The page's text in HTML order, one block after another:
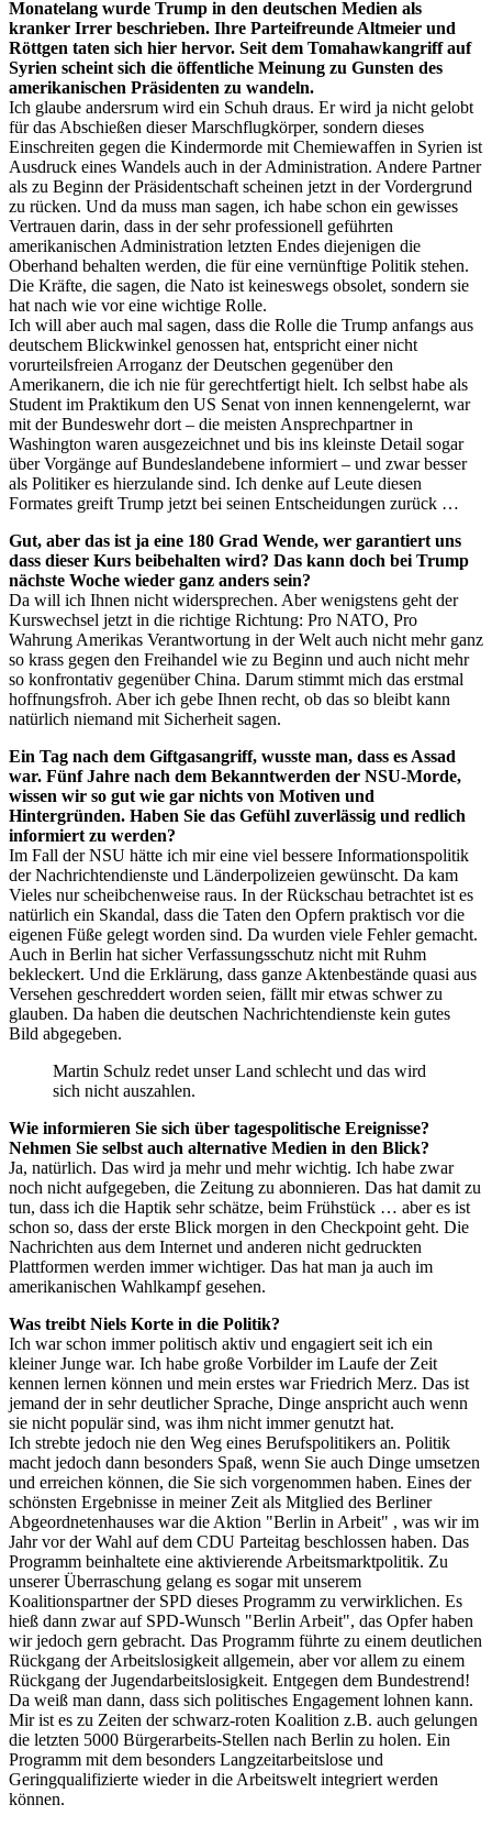
Monatelang wurde Trump in den deutschen Medien als
kranker Irrer beschrieben. Ihre Parteifreunde Altmeier und
Röttgen taten sich hier hervor. Seit dem Tomahawkangriff auf
Syrien scheint sich die öffentliche Meinung zu Gunsten des
amerikanischen Präsidenten zu wandeln.
Ich glaube andersrum wird ein Schuh draus. Er wird ja nicht gelobt
für das Abschießen dieser Marschflugkörper, sondern dieses
Einschreiten gegen die Kindermorde mit Chemiewaffen in Syrien ist
Ausdruck eines Wandels auch in der Administration. Andere Partner
als zu Beginn der Präsidentschaft scheinen jetzt in der Vordergrund
zu rücken. Und da muss man sagen, ich habe schon ein gewisses
Vertrauen darin, dass in der sehr professionell geführten
amerikanischen Administration letzten Endes diejenigen die
Oberhand behalten werden, die für eine vernünftige Politik stehen.
Die Kräfte, die sagen, die Nato ist keineswegs obsolet, sondern sie
hat nach wie vor eine wichtige Rolle.
Ich will aber auch mal sagen, dass die Rolle die Trump anfangs aus
deutschem Blickwinkel genossen hat, entspricht einer nicht
vorurteilsfreien Arroganz der Deutschen gegenüber den
Amerikanern, die ich nie für gerechtfertigt hielt. Ich selbst habe als
Student im Praktikum den US Senat von innen kennengelernt, war
mit der Bundeswehr dort – die meisten Ansprechpartner in
Washington waren ausgezeichnet und bis ins kleinste Detail sogar
über Vorgänge auf Bundeslandebene informiert – und zwar besser
als Politiker es hierzulande sind. Ich denke auf Leute diesen
Formates greift Trump jetzt bei seinen Entscheidungen zurück …
Gut, aber das ist ja eine 180 Grad Wende, wer garantiert uns
dass dieser Kurs beibehalten wird? Das kann doch bei Trump
nächste Woche wieder ganz anders sein?
Da will ich Ihnen nicht widersprechen. Aber wenigstens geht der
Kurswechsel jetzt in die richtige Richtung: Pro NATO, Pro
Wahrung Amerikas Verantwortung in der Welt auch nicht mehr ganz
so krass gegen den Freihandel wie zu Beginn und auch nicht mehr
so konfrontativ gegenüber China. Darum stimmt mich das erstmal
hoffnungsfroh. Aber ich gebe Ihnen recht, ob das so bleibt kann
natürlich niemand mit Sicherheit sagen.
Ein Tag nach dem Giftgasangriff, wusste man, dass es Assad
war. Fünf Jahre nach dem Bekanntwerden der NSU-Morde,
wissen wir so gut wie gar nichts von Motiven und
Hintergründen. Haben Sie das Gefühl zuverlässig und redlich
informiert zu werden?
Im Fall der NSU hätte ich mir eine viel bessere Informationspolitik
der Nachrichtendienste und Länderpolizeien gewünscht. Da kam
Vieles nur scheibchenweise raus. In der Rückschau betrachtet ist es
natürlich ein Skandal, dass die Taten den Opfern praktisch vor die
eigenen Füße gelegt worden sind. Da wurden viele Fehler gemacht.
Auch in Berlin hat sicher Verfassungsschutz nicht mit Ruhm
bekleckert. Und die Erklärung, dass ganze Aktenbestände quasi aus
Versehen geschreddert worden seien, fällt mir etwas schwer zu
glauben. Da haben die deutschen Nachrichtendienste kein gutes
Bild abgegeben.
Martin Schulz redet unser Land schlecht und das wird
sich nicht auszahlen.
Wie informieren Sie sich über tagespolitische Ereignisse?
Nehmen Sie selbst auch alternative Medien in den Blick?
Ja, natürlich. Das wird ja mehr und mehr wichtig. Ich habe zwar
noch nicht aufgegeben, die Zeitung zu abonnieren. Das hat damit zu
tun, dass ich die Haptik sehr schätze, beim Frühstück … aber es ist
schon so, dass der erste Blick morgen in den Checkpoint geht. Die
Nachrichten aus dem Internet und anderen nicht gedruckten
Plattformen werden immer wichtiger. Das hat man ja auch im
amerikanischen Wahlkampf gesehen.
Was treibt Niels Korte in die Politik?
Ich war schon immer politisch aktiv und engagiert seit ich ein
kleiner Junge war. Ich habe große Vorbilder im Laufe der Zeit
kennen lernen können und mein erstes war Friedrich Merz. Das ist
jemand der in sehr deutlicher Sprache, Dinge anspricht auch wenn
sie nicht populär sind, was ihm nicht immer genutzt hat.
Ich strebte jedoch nie den Weg eines Berufspolitikers an. Politik
macht jedoch dann besonders Spaß, wenn Sie auch Dinge umsetzen
und erreichen können, die Sie sich vorgenommen haben. Eines der
schönsten Ergebnisse in meiner Zeit als Mitglied des Berliner
Abgeordnetenhauses war die Aktion "Berlin in Arbeit" , was wir im
Jahr vor der Wahl auf dem CDU Parteitag beschlossen haben. Das
Programm beinhaltete eine aktivierende Arbeitsmarktpolitik. Zu
unserer Überraschung gelang es sogar mit unserem
Koalitionspartner der SPD dieses Programm zu verwirklichen. Es
hieß dann zwar auf SPD-Wunsch "Berlin Arbeit", das Opfer haben
wir jedoch gern gebracht. Das Programm führte zu einem deutlichen
Rückgang der Arbeitslosigkeit allgemein, aber vor allem zu einem
Rückgang der Jugendarbeitslosigkeit. Entgegen dem Bundestrend!
Da weiß man dann, dass sich politisches Engagement lohnen kann.
Mir ist es zu Zeiten der schwarz-roten Koalition z.B. auch gelungen
die letzten 5000 Bürgerarbeits-Stellen nach Berlin zu holen. Ein
Programm mit dem besonders Langzeitarbeitslose und
Geringqualifizierte wieder in die Arbeitswelt integriert werden
können.